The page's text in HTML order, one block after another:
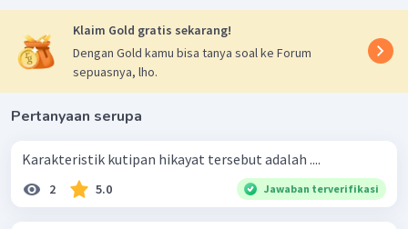
Syahdan biasanya dipakai pada permulaan bab.
Anonim atau tidak dikenal pengarangnya karena
pada teks tersebut tidak terdapat keterangan
pengarangnya.
Klaim Gold gratis sekarang!
Dengan Gold kamu bisa tanya soal ke Forum
sepuasnya, lho.
Pertanyaan serupa
Karakteristik kutipan hikayat tersebut adalah ....
2 5.0 Jawaban terverifikasi